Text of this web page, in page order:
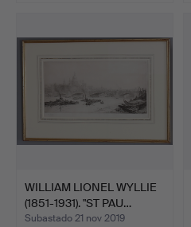
WILLIAM LIONEL WYLLIE
(1851-1931). "ST PAU…
Subastado 21 nov 2019